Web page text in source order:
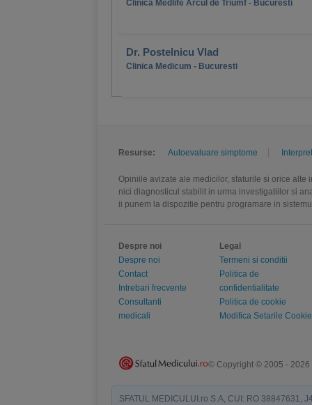
Clinica Medlife Arcul de Triumf - Bucuresti
Dr. Postelnicu Vlad
Clinica Medicum - Bucuresti
Resurse: Autoevaluare simptome
Opiniile avizate ale medicilor, sfaturile si orice
nici diagnosticul stabilit in urma investigatiilor si
ii punem la dispozitie pentru programare in
Despre noi
Despre noi
Contact
Intrebari frecvente
Consultanti
medicali
Legal
Termeni si conditii
Politica de
confidentialitate
Politica de cookie
Modifica Setarile Cookie
© Copyright © 2005 - 2026
SFATUL MEDICULUI.ro S.A, CUI: RO 38847631,